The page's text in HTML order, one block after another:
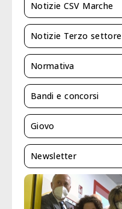
Notizie CSV Marche
Notizie Terzo settore
Normativa
Bandi e concorsi
Giovo
Newsletter